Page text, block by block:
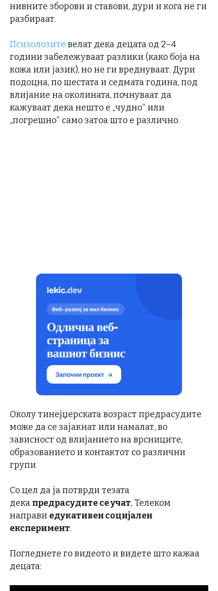
нивните зборови и ставови, дури и кога не ги
разбираат.
Психолозите велат дека децата од 2–4
години забележуваат разлики (како боја на
кожа или јазик), но не ги вреднуваат. Дури
подоцна, по шестата и седмата година, под
влијание на околината, почнуваат да
кажуваат дека нешто е „чудно“ или
„погрешно“ само затоа што е различно.
Околу тинејџерската возраст предрасудите
може да се зајакнат или намалат, во
зависност од влијанието на врсниците,
образованието и контактот со различни
групи
Со цел да ја потврди тезата
декапредрасудите се учат, Телеком
направи едукативен социјален
експеримент.
Погледнете го видеото и видете што кажаа
децата: